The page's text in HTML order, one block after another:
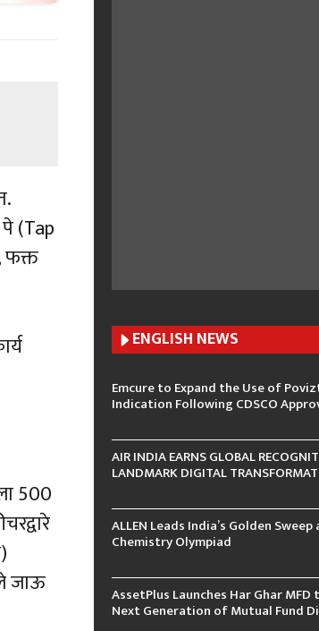
(Tap
फक्त
500
जाऊ
ENGLISH NEWS
Emcure to Expand the Use of
Indication Following CDSCO
AIR INDIA EARNS GLOBAL
LANDMARK DIGITAL
ALLEN Leads India’s Golden
Chemistry Olympiad
AssetPlus Launches Har Ghar MFD
Next Generation of Mutual Fund